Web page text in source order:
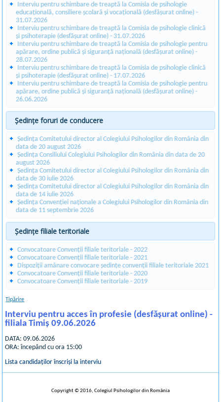
Interviu pentru schimbare de treaptă la Comisia de psihologie
educațională, consiliere școlară și vocațională (desfășurat online) -
31.07.2026
Interviu pentru schimbare de treaptă la Comisia de psihologie clinică
și psihoterapie (desfășurat online) - 31.07.2026
Interviu pentru schimbare de treaptă la Comisia de psihologie pentru
apărare, ordine publică și siguranță națională (desfășurat online) -
28.07.2026
Interviu pentru schimbare de treaptă la Comisia de psihologie clinică
și psihoterapie (desfășurat online) - 17.07.2026
Interviu pentru schimbare de treaptă la Comisia de psihologie pentru
apărare, ordine publică și siguranță națională (desfășurat online) -
26.06.2026
Ședințe foruri de conducere
Ședința Comitetului director al Colegiului Psihologilor din România din
data de 20 august 2026
Ședința Consiliului Colegiului Psihologilor din România din data de 20
august 2026
Ședința Comitetului director al Colegiului Psihologilor din România din
data de 30 iulie 2026
Ședința Comitetului director al Colegiului Psihologilor din România din
data de 14 iulie 2026
Ședința Convenției naționale a Colegiului Psihologilor din România din
data de 11 septembrie 2026
Ședințe filiale teritoriale
Convocatoare Convenții filiale teritoriale - 2022
Convocatoare Convenții filiale teritoriale - 2021
Dispoziții amânare convocare ședințe convenții filiale teritoriale 2021
Convocatoare Convenții filiale teritoriale - 2020
Convocatoare Convenții filiale teritoriale - 2019
Tipărire
Interviu pentru acces în profesie (desfășurat online) -
filiala Timiș 09.06.2026
DATA: 09.06.2026
ORA: începând cu ora 15:00
Lista candidaților înscriși la interviu
Copyright © 2016, Colegiul Psihologilor din România